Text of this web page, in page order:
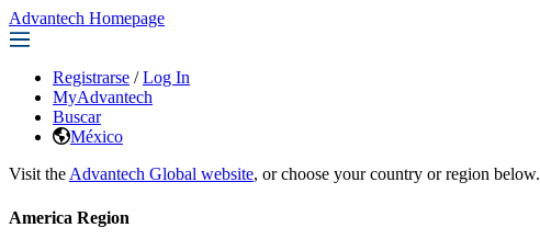
Advantech Homepage
Registrarse / Log In
MyAdvantech
Buscar
México
Visit the Advantech Global website, or choose your country or region below.
America Region